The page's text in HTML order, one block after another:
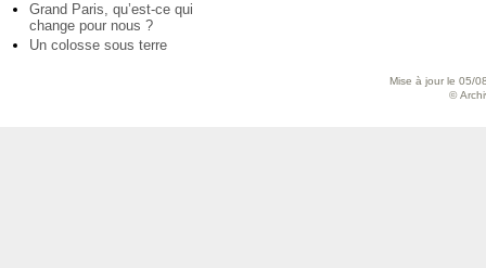
Grand Paris, qu’est-ce qui
change pour nous ?
Un colosse sous terre
Mise à jour le 05/
©